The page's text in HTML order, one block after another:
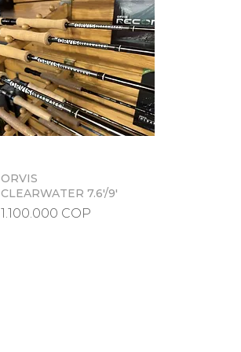
Vista rápida
ORVIS
CLEARWATER 7.6'/9'
Precio
1.100.000 COP